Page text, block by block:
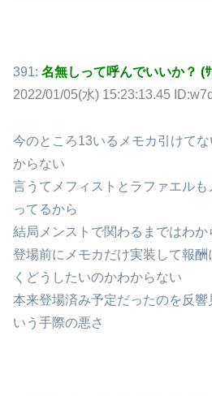
391: 名無しって呼んでいいか？ (
2022/01/05(水) 15:23:13.45
今のところ13いるメモカ引けて
からない
言うてメフィストとラファエル
ってるから
結局メンストで関わるまではわか
登場前にメモカだけ実装して報
くどうしたいのかわからない
本来登場済み予定だったのを反
いう手際の悪さ